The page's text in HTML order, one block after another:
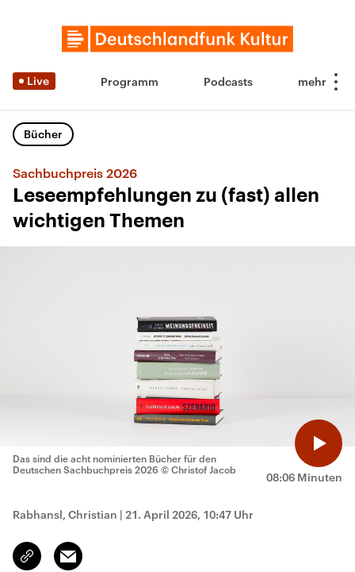
Live Programm Podcasts
Bücher
Sachbuchpreis 2026
Leseempfehlungen zu (fast) allen
wichtigen Themen
08:06 Minuten
Das sind die acht nominierten Bücher für den
Deutschen Sachbuchpreis 2026 © Christof Jacob
Rabhansl, Christian | 21. April 2026, 10:47 Uhr
Link
kopieren/teilen
Email